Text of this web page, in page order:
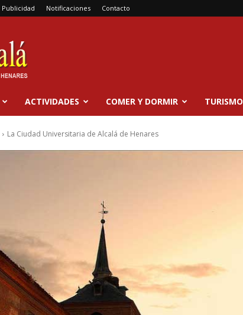
Publicidad Notificaciones Contacto
ACTIVIDADES COMER Y DORMIR TURISMO
La Ciudad Universitaria de Alcalá de Henares